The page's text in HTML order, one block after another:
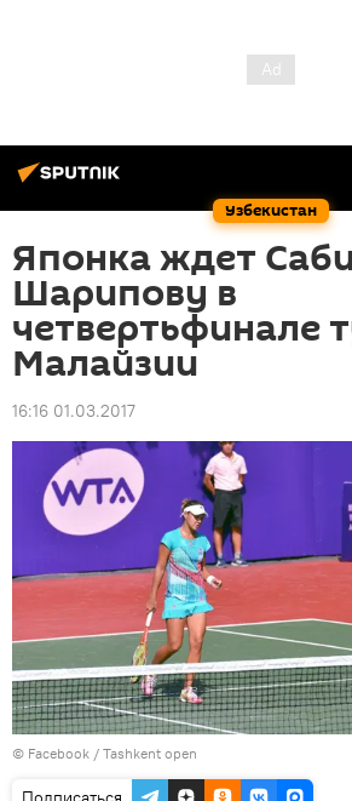
Узбекистан
Японка ждет
Шарипову в
четвертьфинале
Малайзии
16:16 01.03.2017
© Facebook / Tashkent open